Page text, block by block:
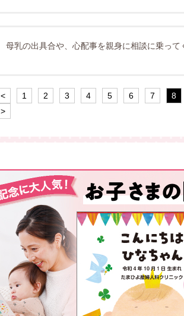
母乳の出具合や、心配事を親身に相談に乗って
< 1 2 3 4 5 6 7 8
>